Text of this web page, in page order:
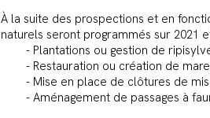
À la suite des prospections et en
naturels seront programmés sur 2021
- Plantations ou gestion de
- Restauration ou création de
- Mise en place de clôtures de
- Aménagement de passages à